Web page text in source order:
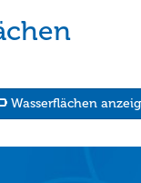
Wasserflächen